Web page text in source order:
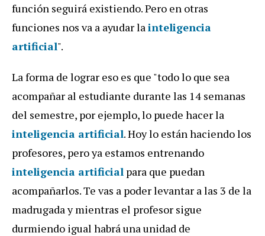
función seguirá existiendo. Pero en otras
funciones nos va a ayudar lainteligencia
artificial".
La forma de lograr eso es que "todo lo que sea
acompañar al estudiante durante las 14 semanas
del semestre, por ejemplo, lo puede hacer la
inteligencia artificial. Hoy lo están haciendo los
profesores, pero ya estamos entrenando
inteligencia artificial para que puedan
acompañarlos. Te vas a poder levantar a las 3 de la
madrugada y mientras el profesor sigue
durmiendo igual habrá una unidad de